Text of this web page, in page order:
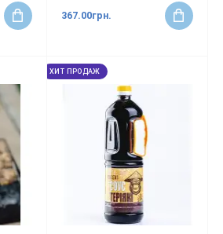
367.00грн.
ХИТ ПРОДАЖ